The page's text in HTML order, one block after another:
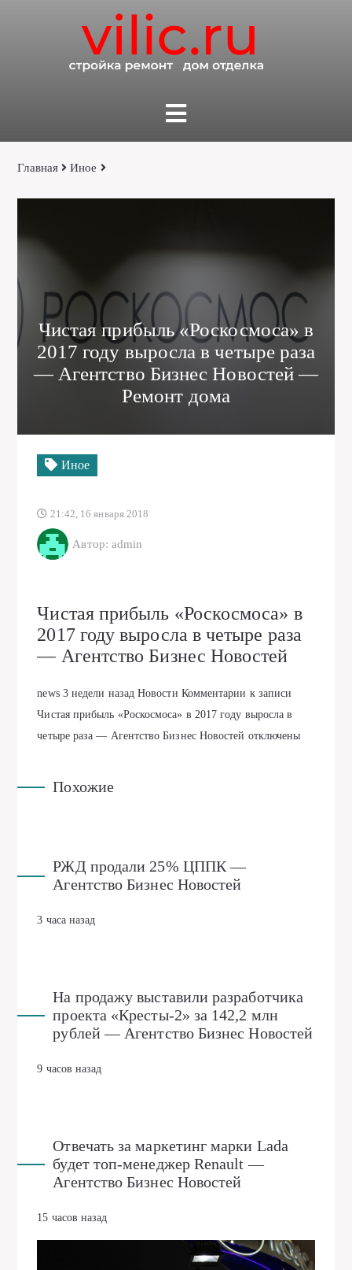
Главная Иное
Чистая прибыль «Роскосмоса» в
2017 году выросла в четыре раза
— Агентство Бизнес Новостей —
Ремонт дома
Иное
21:42, 16 января 2018
Автор: admin
Чистая прибыль «Роскосмоса» в
2017 году выросла в четыре раза
— Агентство Бизнес Новостей
news 3 недели назад Новости Комментарии к записи
Чистая прибыль «Роскосмоса» в 2017 году выросла в
четыре раза — Агентство Бизнес Новостей отключены
Похожие
РЖД продали 25% ЦППК —
Агентство Бизнес Новостей
3 часа назад
На продажу выставили разработчика
проекта «Кресты-2» за 142,2 млн
рублей — Агентство Бизнес Новостей
9 часов назад
Отвечать за маркетинг марки Lada
будет топ-менеджер Renault —
Агентство Бизнес Новостей
15 часов назад